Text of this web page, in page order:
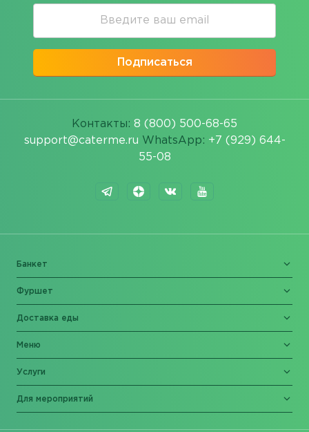
Подписаться
Контакты: 8 (800) 500-68-65
support@caterme.ru WhatsApp: +7 (929) 644-
55-08
Банкет
Фуршет
Доставка еды
Меню
Услуги
Для мероприятий